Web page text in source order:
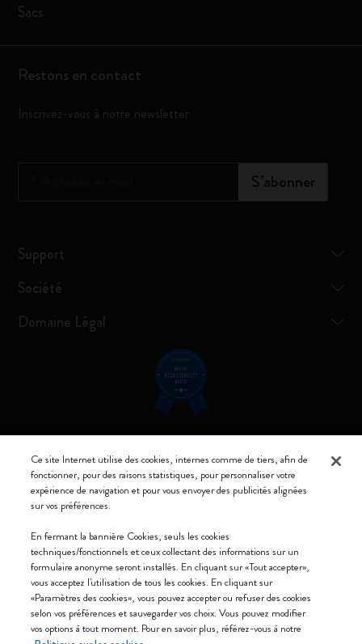
Sacs
Restons en contact
Inscrivez-vous à notre newsletter
S’abonner
Support
Société
Domaine Légal
Restez connecté
Nous acceptons
Moleskine ® est une marque enregistrée de Moleskine Srl a socio unico
Moleskine srl a socio unico - Via Bergognone, 34 – 20144 Milano -
Italia - P. IVA / CCIAA n. 07234480965 - REA MI 1945400 - Cap.
Soc. €2.181.513,42
Ce site Internet utilise des cookies, internes comme de tiers, afin de
fonctionner, pour des raisons statistiques, pour personnaliser votre
expérience de navigation et pour vous envoyer des publicités alignées
sur vos préférences.
En fermant la bannière Cookies, seuls les cookies
techniques/fonctionnels et ceux collectant des informations sur un
formulaire anonyme seront installés. En cliquant sur «Tout accepter»,
vous acceptez l'utilisation de tous les cookies. En cliquant sur
«Paramètres des cookies», vous pouvez accepter ou refuser des cookies
selon vos préférences et sauvegarder vos choix. Vous pouvez modifier
vos options à tout moment. Pour en savoir plus, référez-vous à notre